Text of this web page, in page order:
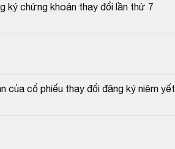
ký chứng khoán thay đổi lần thứ 7
của cổ phiếu thay đổi đăng ký niêm yết